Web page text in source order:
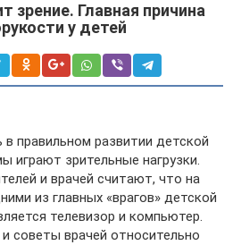
зрение. Главная причина
у детей
правильном развитии детской
играют зрительные нагрузки.
и врачей считают, что на
из главных «врагов» детской
телевизор и компьютер.
советы врачей относительно